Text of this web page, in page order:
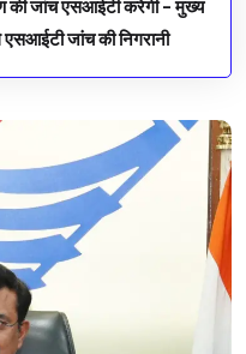
की जांच एसआईटी करेगी – मुख्य
जांच की निगरानी